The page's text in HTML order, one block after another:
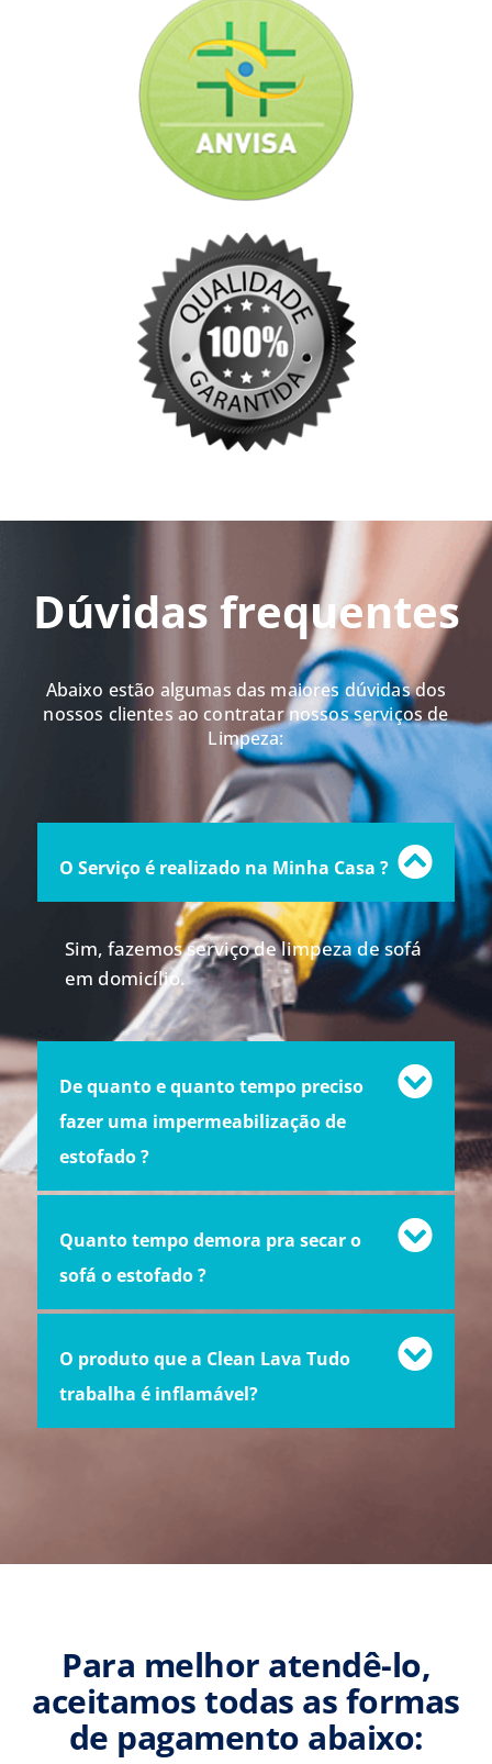
Dúvidas frequentes
Abaixo estão algumas das maiores dúvidas dos
nossos clientes ao contratar nossos serviços de
Limpeza:
O Serviço é realizado na Minha Casa ?
Sim, fazemos serviço de limpeza de sofá
em domicílio.
De quanto e quanto tempo preciso
fazer uma impermeabilização de
estofado ?
Quanto tempo demora pra secar o
sofá o estofado ?
O produto que a Clean Lava Tudo
trabalha é inflamável?
Para melhor atendê-lo,
aceitamos todas as formas
de pagamento abaixo: